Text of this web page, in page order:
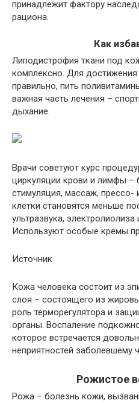
принадлежит фактору
рациона.
Как
Липодистрофия ткани под
комплексно. Для достижения
правильно, пить
важная часть лечения –
дыхание.
Врачи советуют курс
циркуляции крови и лимфы –
стимуляция, массаж, прессо-
клетки становятся меньше
ультразвука,
Используют особые кремы
Источник
Кожа человека состоит из
слоя – состоящего из
роль терморегулятора и
органы. Воспаление
которое встречается
неприятностей заболевшему
Рожистое
Рожа – болезнь кожи,